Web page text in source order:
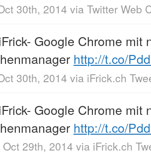
30th, 2014 via Twitter Web
Google Chrome mit
http://t.co/
30th, 2014 via iFrick.ch
Google Chrome mit
http://t.co/
29th, 2014 via iFrick.ch